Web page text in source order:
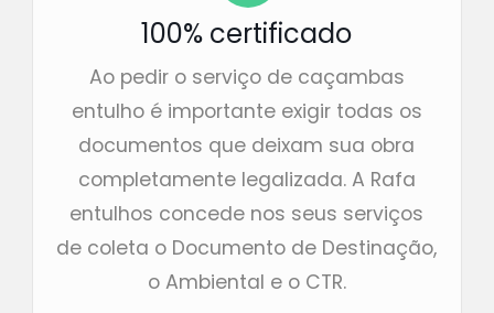
100% certificado
Ao pedir o serviço de caçambas
entulho é importante exigir todas os
documentos que deixam sua obra
completamente legalizada. A Rafa
entulhos concede nos seus serviços
de coleta o Documento de Destinação,
o Ambiental e o CTR.